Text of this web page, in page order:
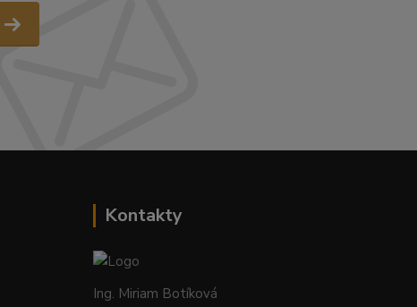
Kontakty
Ing. Miriam Botíková